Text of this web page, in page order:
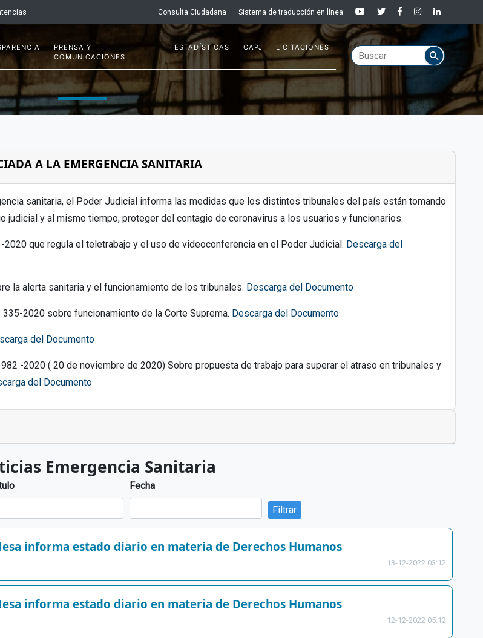
Consulta Ciudadana Sistema de traducción en línea
PRENSA Y
COMUNICACIONES
ESTADÍSTICAS CAPJ LICITACIONES
A LA EMERGENCIA SANITARIA
sanitaria, el Poder Judicial informa las medidas que los distintos tribunales del país están tomando
judicial y al mismo tiempo, proteger del contagio de coronavirus a los usuarios y funcionarios.
2020 que regula el teletrabajo y el uso de videoconferencia en el Poder Judicial. Descarga del
la alerta sanitaria y el funcionamiento de los tribunales. Descarga del Documento
335-2020 sobre funcionamiento de la Corte Suprema. Descarga del Documento
del Documento
-2020 ( 20 de noviembre de 2020) Sobre propuesta de trabajo para superar el atraso en tribunales y
del Documento
Emergencia Sanitaria
Fecha
Filtrar
informa estado diario en materia de Derechos Humanos
13-12-2022 03:12
informa estado diario en materia de Derechos Humanos
12-12-2022 05:12